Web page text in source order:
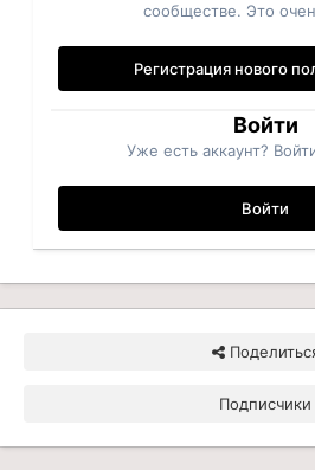
сообществе. Это
Регистрация нового
Войти
Уже есть аккаунт?
Войти
Подписчики